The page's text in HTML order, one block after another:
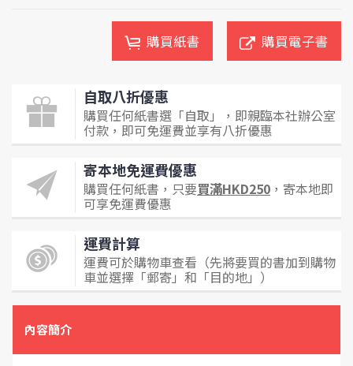
購買紙書 購買電子書
自取八折優惠
購買任何紙書選「自取」，即親臨本社辦公室
付款，即可免運費並享有八折優惠
寄本地免運費優惠
購買任何紙書，只要買滿HKD250 ，寄本地即
可享免運費優惠
運費計算
運費可於購物車查看（先將要買的書加到購物
車並選擇「郵寄」和「目的地」）
內容簡介